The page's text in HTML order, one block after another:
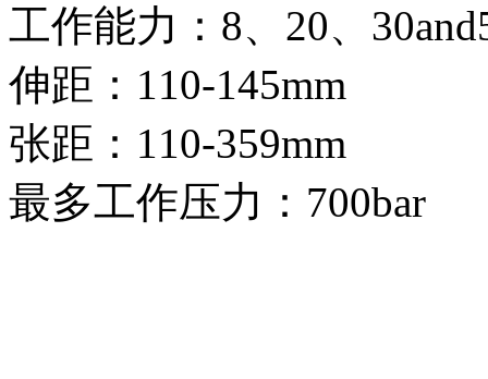
工作能力：8、20、
伸距：110-145mm
张距：110-359mm
最多工作压力：700bar